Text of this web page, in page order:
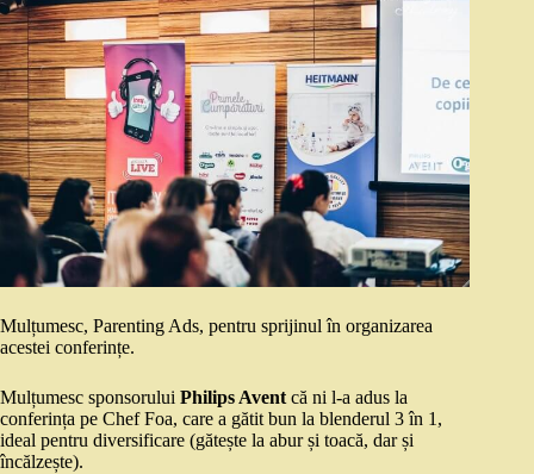
Mulțumesc, Parenting Ads, pentru sprijinul în organizarea
acestei conferințe.
Mulțumesc sponsorului Philips Avent că ni l-a adus la
conferința pe Chef Foa, care a gătit bun la blenderul 3 în 1,
ideal pentru diversificare (gătește la abur și toacă, dar și
încălzește).